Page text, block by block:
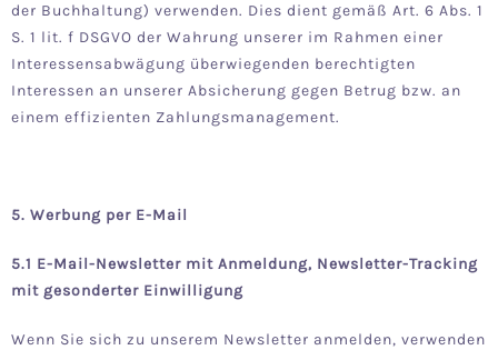
der Buchhaltung) verwenden. Dies dient gemäß Art. 6 Abs. 1
S. 1 lit. f DSGVO der Wahrung unserer im Rahmen einer
Interessensabwägung überwiegenden berechtigten
Interessen an unserer Absicherung gegen Betrug bzw. an
einem effizienten Zahlungsmanagement.
5. Werbung per E-Mail
5.1 E-Mail-Newsletter mit Anmeldung, Newsletter-Tracking
mit gesonderter Einwilligung
Wenn Sie sich zu unserem Newsletter anmelden, verwenden